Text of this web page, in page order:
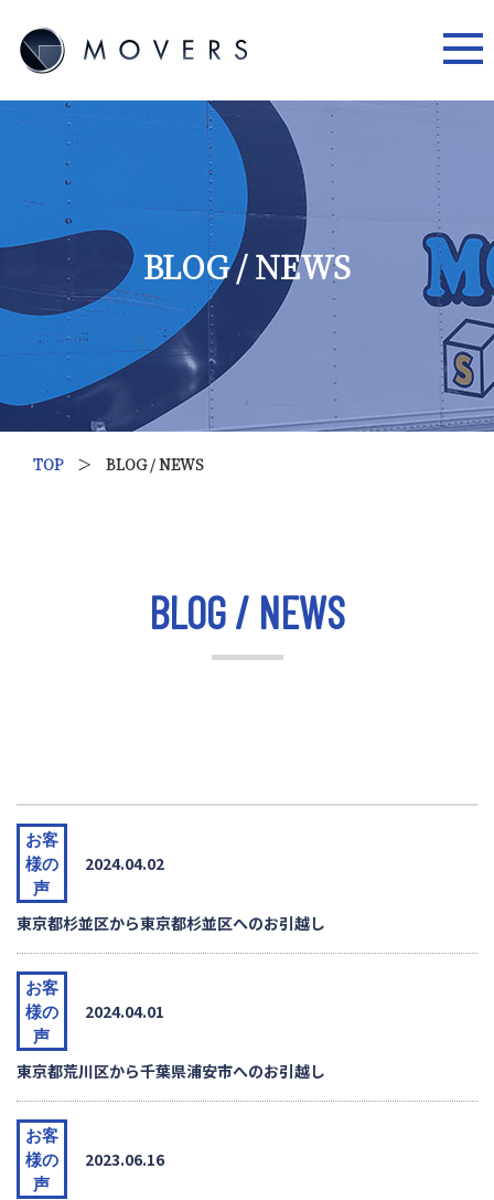
BLOG / NEWS
TOP＞ BLOG / NEWS
BLOG / NEWS
お客
様の
声
2024.04.02
東京都杉並区から東京都杉並区へのお引越し
お客
様の
声
2024.04.01
東京都荒川区から千葉県浦安市へのお引越し
お客
様の
声
2023.06.16